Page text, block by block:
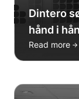
Dintero
hånd i
Read more →